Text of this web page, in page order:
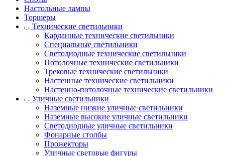
Настольные лампы
Торшеры
Технические светильники
Карданные технические светильники
Специальные светильники
Светодиодные технические светильники
Потолочные технические светильники
Трековые технические светильники
Настенные технические светильники
Настенно-потолочные технические светильники
Уличные светильники
Наземные низкие уличные светильники
Наземные высокие уличные светильники
Светодиодные уличные светильники
Фонарные столбы
Прожекторы
Уличные световые фигуры